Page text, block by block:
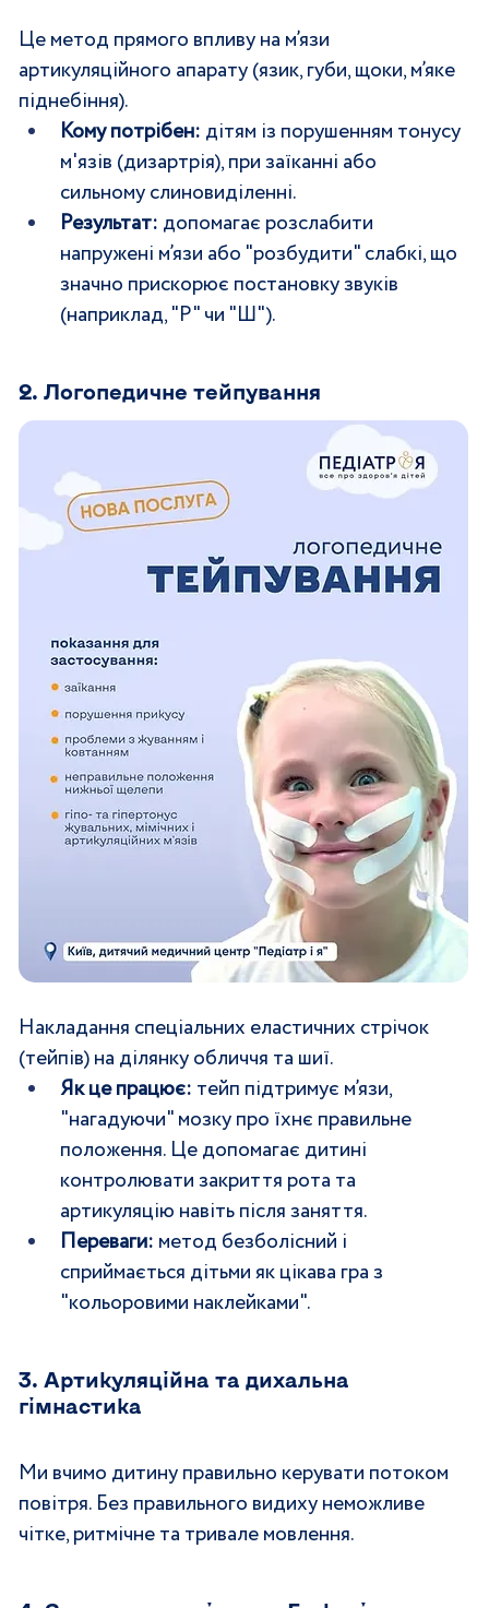
Це метод прямого впливу на м’язи
артикуляційного апарату (язик, губи, щоки, м’яке
піднебіння).
Кому потрібен: дітям із порушенням тонусу
м'язів (дизартрія), при заїканні або
сильному слиновиділенні.
Результат: допомагає розслабити
напружені м’язи або "розбудити" слабкі, що
значно прискорює постановку звуків
(наприклад, "Р" чи "Ш").
2. Логопедичне тейпування
Накладання спеціальних еластичних стрічок
(тейпів) на ділянку обличчя та шиї.
Як це працює: тейп підтримує м’язи,
"нагадуючи" мозку про їхнє правильне
положення. Це допомагає дитині
контролювати закриття рота та
артикуляцію навіть після заняття.
Переваги: метод безболісний і
сприймається дітьми як цікава гра з
"кольоровими наклейками".
3. Артикуляційна та дихальна
гімнастика
Ми вчимо дитину правильно керувати потоком
повітря. Без правильного видиху неможливе
чітке, ритмічне та тривале мовлення.